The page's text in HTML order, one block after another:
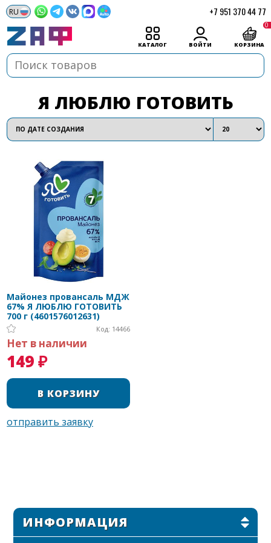
+7 951 370 44 77
КАТАЛОГ ВОЙТИ КОРЗИНА
0
Я ЛЮБЛЮ ГОТОВИТЬ
Майонез провансаль МДЖ
67% Я ЛЮБЛЮ ГОТОВИТЬ
700 г (4601576012631)
Код: 14466
Нет в наличии
149 ₽
ИНФОРМАЦИЯ